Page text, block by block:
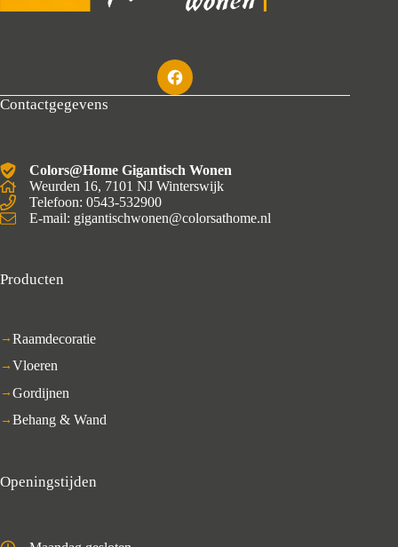
Contactgegevens
Colors@Home Gigantisch Wonen
Weurden 16, 7101 NJ Winterswijk
Telefoon: 0543-532900
E-mail: gigantischwonen@colorsathome.nl
Producten
Raamdecoratie
Vloeren
Gordijnen
Behang & Wand
Openingstijden